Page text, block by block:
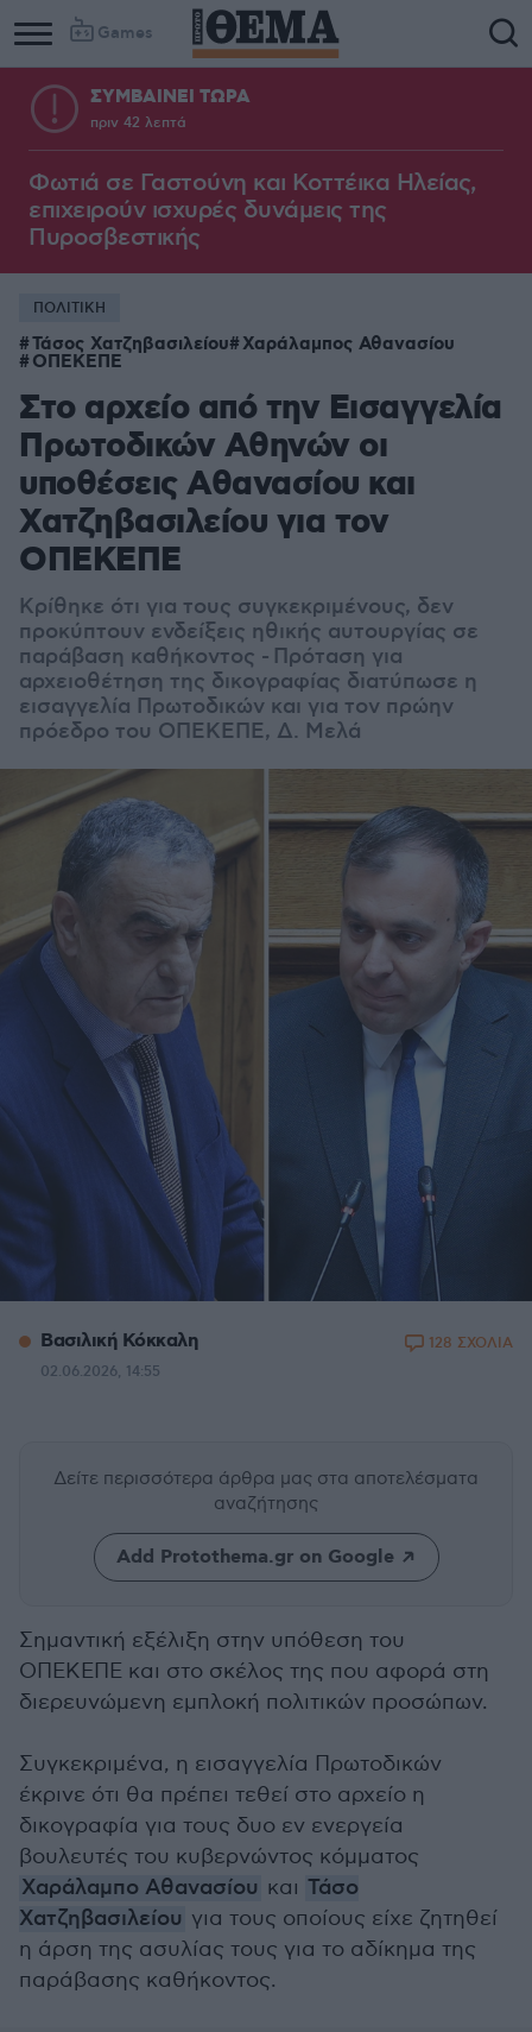
Games
Column
1
Column
2
ΣΥΜΒΑΙΝΕΙ ΤΩΡΑ
πριν 42 λεπτά
Φωτιά σε Γαστούνη και Κοττέικα Ηλείας,
επιχειρούν ισχυρές δυνάμεις της
Πυροσβεστικής
ΠΟΛΙΤΙΚΗ
Τάσος Χατζηβασιλείου Χαράλαμπος Αθανασίου
ΟΠΕΚΕΠΕ
Στο αρχείο από την Εισαγγελία
Πρωτοδικών Αθηνών οι
υποθέσεις Αθανασίου και
Χατζηβασιλείου για τον
ΟΠΕΚΕΠΕ
Κρίθηκε ότι για τους συγκεκριμένους, δεν
προκύπτουν ενδείξεις ηθικής αυτουργίας σε
παράβαση καθήκοντος - Πρόταση για
αρχειοθέτηση της δικογραφίας διατύπωσε η
εισαγγελία Πρωτοδικών και για τον πρώην
πρόεδρο του ΟΠΕΚΕΠΕ, Δ. Μελά
Βασιλική Κόκκαλη
02.06.2026, 14:55
128 ΣΧΟΛΙΑ
Δείτε περισσότερα άρθρα μας στα αποτελέσματα
αναζήτησης
Add Protothema.gr on Google
Σημαντική εξέλιξη στην υπόθεση του
ΟΠΕΚΕΠΕ και στο σκέλος της που αφορά στη
διερευνώμενη εμπλοκή πολιτικών προσώπων.
Συγκεκριμένα, η εισαγγελία Πρωτοδικών
έκρινε ότι θα πρέπει τεθεί στο αρχείο η
δικογραφία για τους δυο εν ενεργεία
βουλευτές του κυβερνώντος κόμματος
Χαράλαμπο Αθανασίου και Τάσο
Χατζηβασιλείου για τους οποίους είχε ζητηθεί
η άρση της ασυλίας τους για το αδίκημα της
παράβασης καθήκοντος.